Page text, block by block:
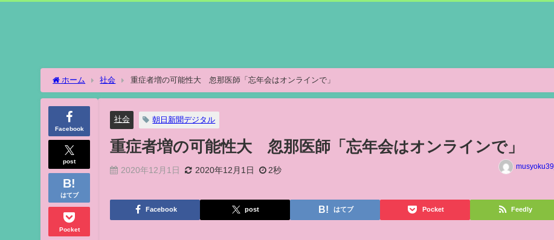
ホーム 社会 重症者増の可能性大 忽那医師「忘年会はオンラインで」
Facebook
post
はてブ
Pocket
社会 朝日新聞デジタル
重症者増の可能性大 忽那医師「忘年会はオンラインで」
2020年12月1日 2020年12月1日 2秒
Facebook post はてブ Pocket Feedly